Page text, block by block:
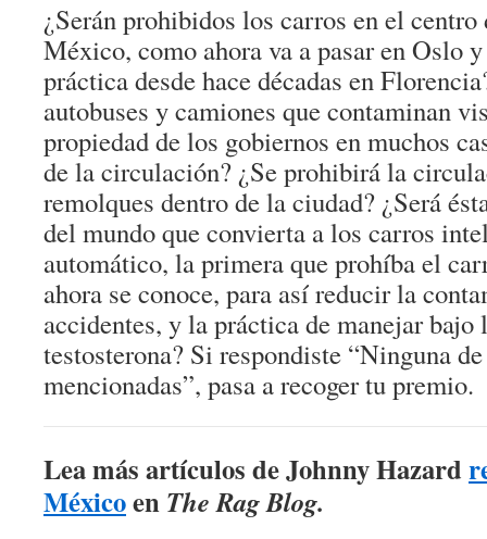
¿Serán prohibidos los carros en el centro
México, como ahora va a pasar en Oslo
práctica desde hace décadas en
autobuses y camiones que contaminan
propiedad de los gobiernos en muchos
de la circulación? ¿Se prohibirá la
remolques dentro de la ciudad? ¿Será
del mundo que convierta a los carros
automático, la primera que prohíba el
ahora se conoce, para así reducir la
accidentes, y la práctica de manejar
testosterona? Si respondiste “Ninguna
mencionadas”, pasa a recoger tu premio.
Lea más artículos de Johnny Hazard
Méxicoen The Rag Blog.